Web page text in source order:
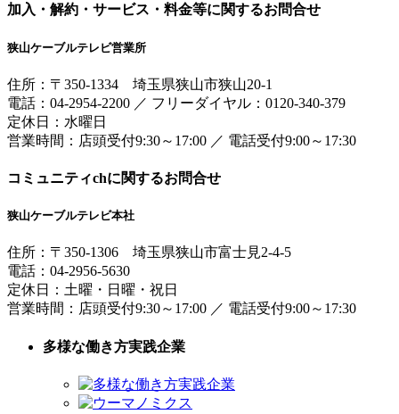
加入・解約・サービス・料金等に関するお問合せ
狭山ケーブルテレビ営業所
住所： 〒350-1334 埼玉県狭山市狭山20-1
電話： 04-2954-2200 ／ フリーダイヤル：0120-340-379
定休日：水曜日
営業時間： 店頭受付9:30～17:00 ／ 電話受付9:00～17:30
コミュニティchに関するお問合せ
狭山ケーブルテレビ本社
住所： 〒350-1306 埼玉県狭山市富士見2-4-5
電話： 04-2956-5630
定休日：土曜・日曜・祝日
営業時間： 店頭受付9:30～17:00 ／ 電話受付9:00～17:30
多様な働き方実践企業